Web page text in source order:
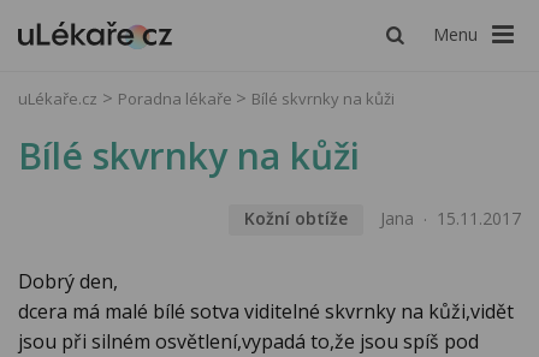
Menu
uLékaře.cz Poradna lékaře Bílé skvrnky na kůži
Bílé skvrnky na kůži
Kožní obtíže Jana 15.11.2017
Dobrý den,
dcera má malé bílé sotva viditelné skvrnky na kůži,vidět
jsou při silném osvětlení,vypadá to,že jsou spíš pod